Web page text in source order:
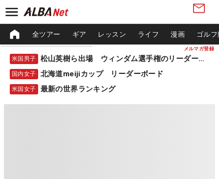
メルマガ登録
全ツアー ギア レッスン ライフ 漫画 ゴル
米国男子 松山英樹ら出場 ウィンダム選手権のリーダーボード
国内女子 北海道meijiカップ リーダーボード
米国女子 最新の世界ランキング